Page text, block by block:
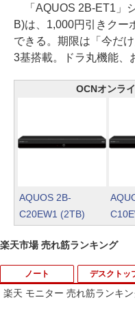
「AQUOS 2B-ET1」
B)は、1,000円引きクー
できる。期限は「今だ
3基搭載。ドラ丸機能、
OCNオンラ
AQUOS 2B-
C20EW1 (2TB)
楽天市場 売れ筋ランキング
ノート デスクトッ
楽天 モニター 売れ筋ランキ